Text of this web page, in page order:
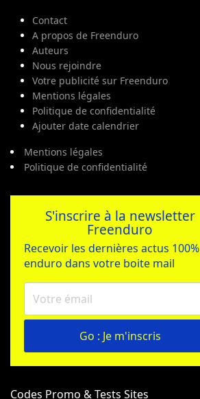
Contact
A propos de Freenduro
Auteurs
Nous rejoindre
Votre publicité sur Freenduro
Mentions légales
Politique de confidentialité
Ajouter date calendrier
Mentions légales
Politique de confidentialité
S'inscrire à la newsletter
Freenduro
Recevoir les dernières actus 100%
enduro dans votre boite mail
Go : Je m'inscris
Codes Promo & Tests Sites